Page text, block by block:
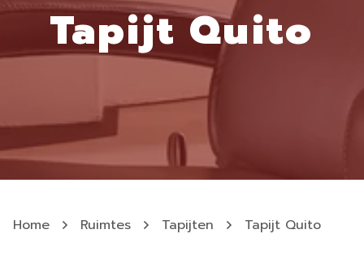
Tapijt Quito
Home Ruimtes Tapijten Tapijt Quito